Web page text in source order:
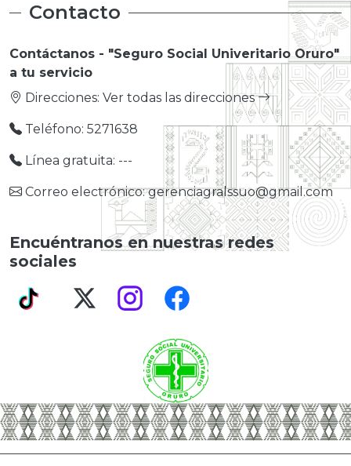
Contacto
Contáctanos - "Seguro Social Univeritario Oruro"
a tu servicio
Direcciones: Ver todas las direcciones
Teléfono: 5271638
Línea gratuita: ---
Correo electrónico: gerenciagralssuo@gmail.com
Encuéntranos en nuestras redes
sociales